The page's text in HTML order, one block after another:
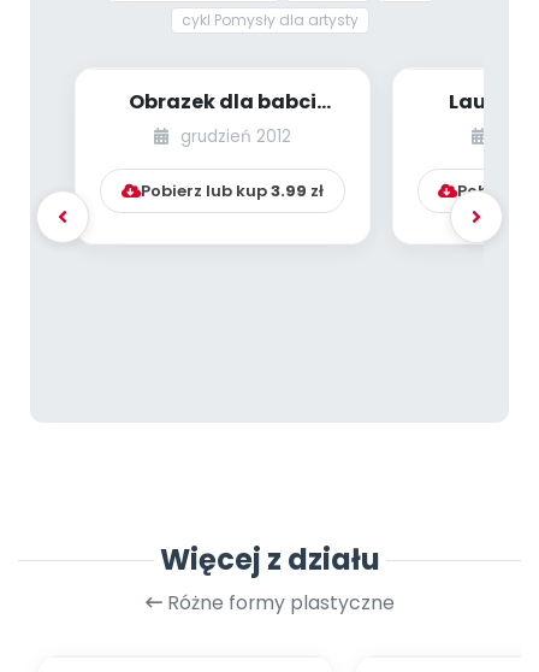
cykl Pomysły dla artysty
Obrazek dla babci
(zabawy plastyczne)
grudzień 2012
Pobierz lub kup3.99 zł
Laurka
Pobierz
Więcej z działu
Różne formy plastyczne